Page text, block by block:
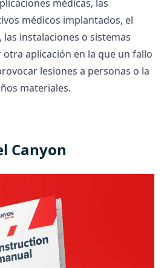
médicas, las
médicos implantados, el
instalaciones o sistemas
aplicación en la que un fallo
lesiones a personas o la
materiales.
Canyon